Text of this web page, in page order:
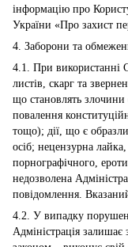
інформацію про
України «Про захист
4. Заборони та
4.1. При використанні
листів, скарг та
що становлять
повалення
тощо); дії, що є
осіб; нецензурна
порнографічного,
недозволена
повідомлення.
4.2. У випадку
Адміністрація